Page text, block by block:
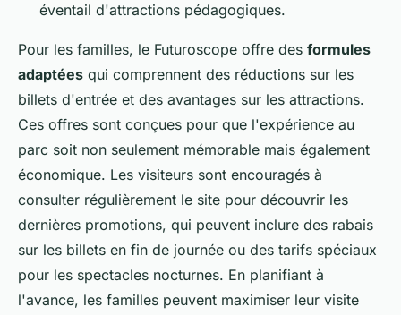
éventail d'attractions pédagogiques.
Pour les familles, le Futuroscope offre des formules
adaptées qui comprennent des réductions sur les
billets d'entrée et des avantages sur les attractions.
Ces offres sont conçues pour que l'expérience au
parc soit non seulement mémorable mais également
économique. Les visiteurs sont encouragés à
consulter régulièrement le site pour découvrir les
dernières promotions, qui peuvent inclure des rabais
sur les billets en fin de journée ou des tarifs spéciaux
pour les spectacles nocturnes. En planifiant à
l'avance, les familles peuvent maximiser leur visite